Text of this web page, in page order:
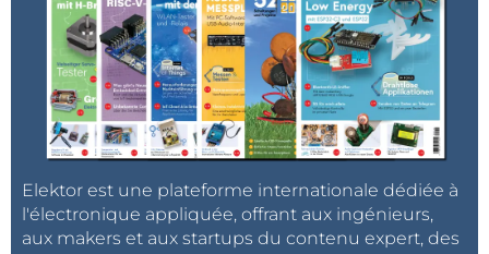
Elektor est une plateforme internationale dédiée à
l'électronique appliquée, offrant aux ingénieurs,
aux makers et aux startups du contenu expert, des